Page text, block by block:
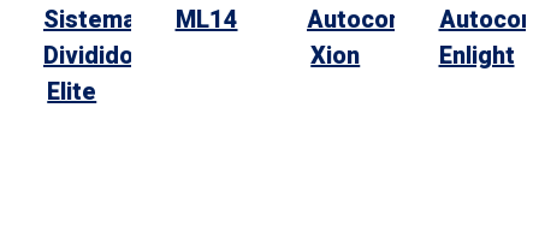
Sistemas
Divididos
Elite
ML14
Autocontenidas
Xion
Enlight